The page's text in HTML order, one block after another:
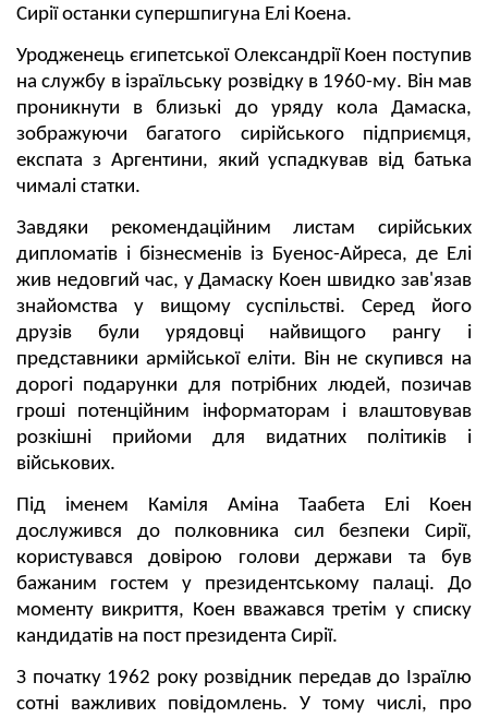
Сирії останки супершпигуна Елі Коена.
Уродженець єгипетської Олександрії Коен поступив
на службу в ізраїльську розвідку в 1960-му. Він мав
проникнути в близькі до уряду кола Дамаска,
зображуючи багатого сирійського підприємця,
експата з Аргентини, який успадкував від батька
чималі статки.
Завдяки рекомендаційним листам сирійських
дипломатів і бізнесменів із Буенос-Айреса, де Елі
жив недовгий час, у Дамаску Коен швидко зав'язав
знайомства у вищому суспільстві. Серед його
друзів були урядовці найвищого рангу і
представники армійської еліти. Він не скупився на
дорогі подарунки для потрібних людей, позичав
гроші потенційним інформаторам і влаштовував
розкішні прийоми для видатних політиків і
військових.
Під іменем Каміля Аміна Таабета Елі Коен
дослужився до полковника сил безпеки Сирії,
користувався довірою голови держави та був
бажаним гостем у президентському палаці. До
моменту викриття, Коен вважався третім у списку
кандидатів на пост президента Сирії.
З початку 1962 року розвідник передав до Ізраїлю
сотні важливих повідомлень. У тому числі, про